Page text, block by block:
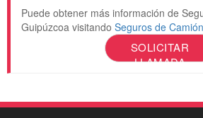
Puede obtener más información de
Guipúzcoa visitando Seguros de
SOLICITAR
LLAMADA